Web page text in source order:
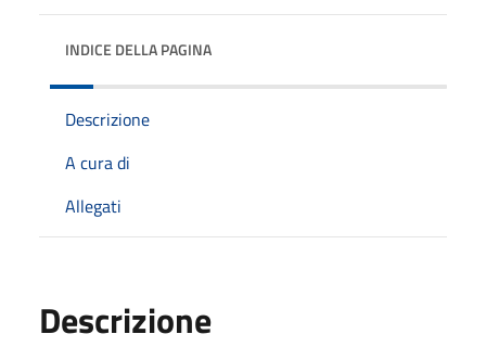
INDICE DELLA PAGINA
Descrizione
A cura di
Allegati
Descrizione